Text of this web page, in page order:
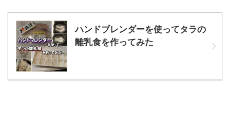
ハンドブレンダーを使ってタラの
離乳食を作ってみた